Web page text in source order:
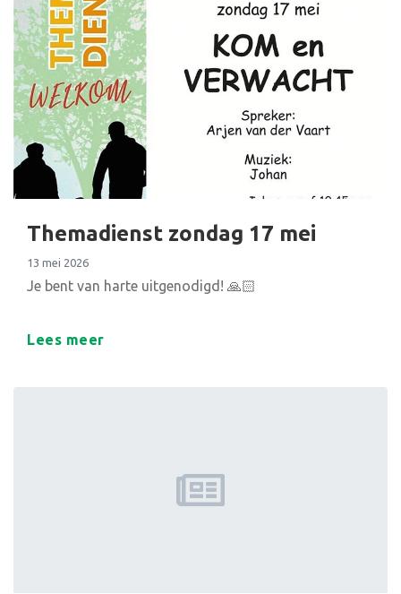
Themadienst zondag 17 mei
13 mei 2026
Je bent van harte uitgenodigd! 🙏🏻
Lees meer